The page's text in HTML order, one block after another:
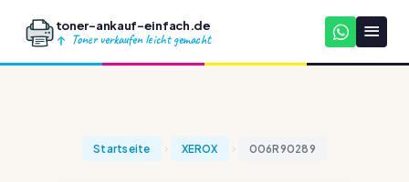
toner-ankauf-einfach.de
Toner verkaufen leicht gemacht
Startseite XEROX 006R90289